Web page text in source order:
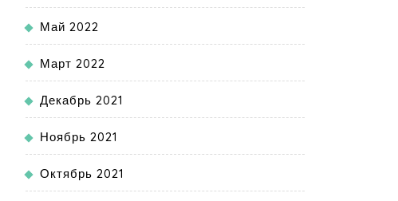
Май 2022
Март 2022
Декабрь 2021
Ноябрь 2021
Октябрь 2021